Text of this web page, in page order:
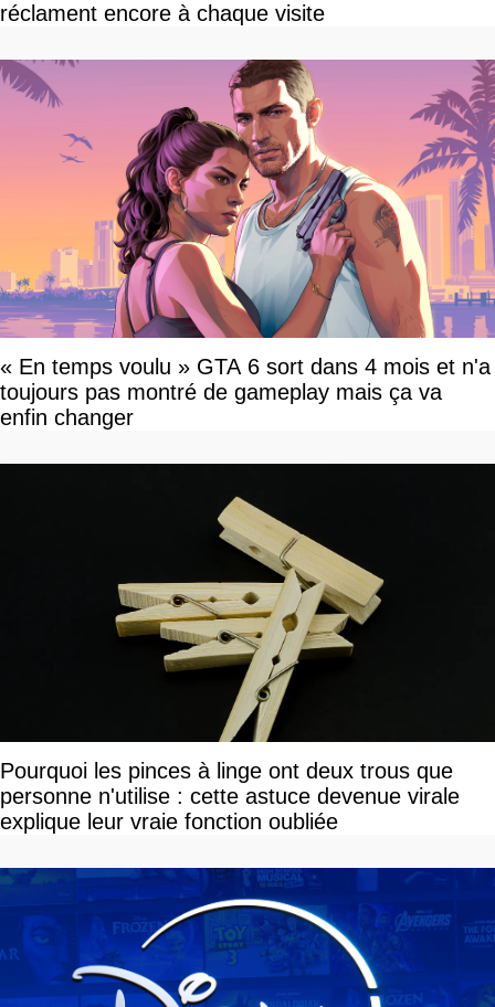
réclament encore à chaque visite
« En temps voulu » GTA 6 sort dans 4 mois et n'a
toujours pas montré de gameplay mais ça va
enfin changer
Pourquoi les pinces à linge ont deux trous que
personne n'utilise : cette astuce devenue virale
explique leur vraie fonction oubliée